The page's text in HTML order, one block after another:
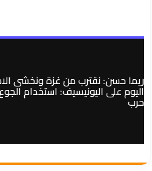
ريما حسن: نقترب من غزة ونخشى
اليومعلىاليونيسيف: استخدام
حرب